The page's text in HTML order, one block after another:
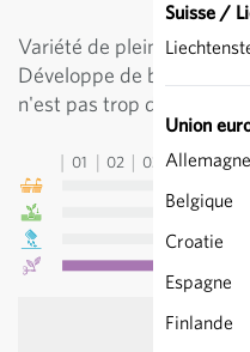
Suisse /
Union
Allemagne
Belgique
Croatie
Espagne
Finlande
Variété de plein champ,
Développe de belles et
n'est pas trop dense.
01 02 03 04 05